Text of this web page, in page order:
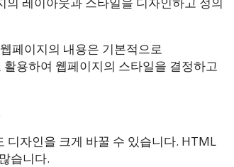
페이지의 내용은 기본적으로
활용하여 웹페이지의 스타일을 결정하고
디자인을 크게 바꿀 수 있습니다. HTML
습니다.